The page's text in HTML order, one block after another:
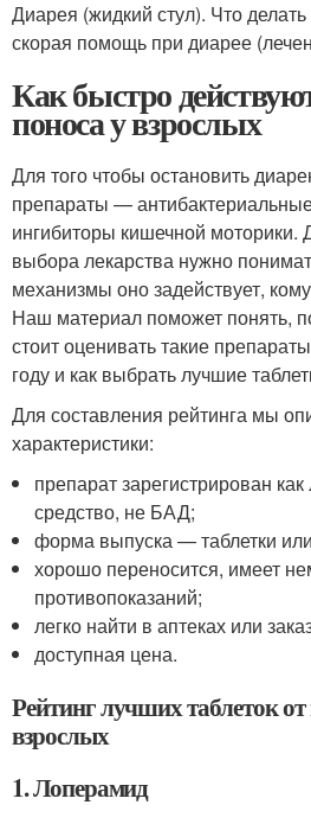
Диарея (жидкий стул). Что
скорая помощь при диарее
Как быстро
поноса у взрослых
Для того чтобы остановить
препараты —
ингибиторы кишечной моторики.
выбора лекарства нужно
механизмы оно задействует,
Наш материал поможет понять,
стоит оценивать такие
году и как выбрать лучшие
Для составления рейтинга мы
характеристики:
препарат зарегистрирован
средство, не БАД;
форма выпуска — таблетки
хорошо переносится, имеет
противопоказаний;
легко найти в аптеках или
доступная цена.
Рейтинг лучших таблеток
взрослых
1. Лоперамид